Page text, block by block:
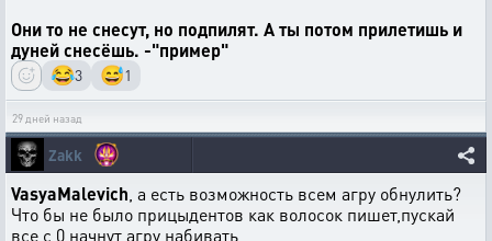
Они то не снесут, но подпилят. А ты потом прилетишь и
дуней снесёшь. -"пример"
😂3 😅1
29 дней назад
Zakk
VasyaMalevich , а есть возможность всем агру обнулить?
Что бы не было прицыдентов как волосок пишет,пускай
все с 0 начнут агру набивать